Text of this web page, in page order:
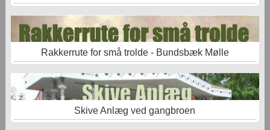
Rakkerrute for små trolde - Bundsbæk Mølle
Skive Anlæg ved gangbroen